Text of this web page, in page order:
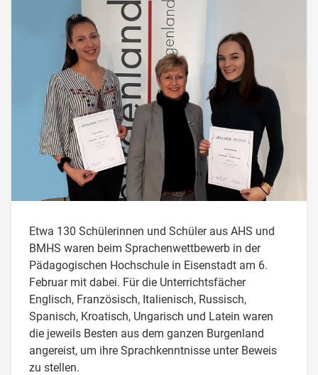
Etwa 130 Schülerinnen und Schüler aus AHS und
BMHS waren beim Sprachenwettbewerb in der
Pädagogischen Hochschule in Eisenstadt am 6.
Februar mit dabei. Für die Unterrichtsfächer
Englisch, Französisch, Italienisch, Russisch,
Spanisch, Kroatisch, Ungarisch und Latein waren
die jeweils Besten aus dem ganzen Burgenland
angereist, um ihre Sprachkenntnisse unter Beweis
zu stellen.